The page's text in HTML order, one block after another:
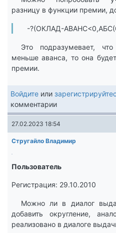
разницу в функции премии,
-?(ОКЛАД-
Это подразумевает,
меньше аванса, то она
премии.
Войдите или
комментарии
27.02.2023 18:54
Стругайло Владимир
Пользователь
Регистрация: 29.10.2010
Можно ли в диалог
добавить округление,
реализовано в диалоге